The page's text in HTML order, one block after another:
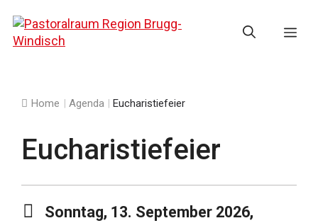
zum
Inhalt
Home | Agenda | Eucharistiefeier
Eucharistiefeier
Sonntag, 13. September 2026,